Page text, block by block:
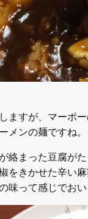
ますが、マーボ
メンの麺ですね。
絡まった豆腐が
をきかせた辛い
味って感じでお